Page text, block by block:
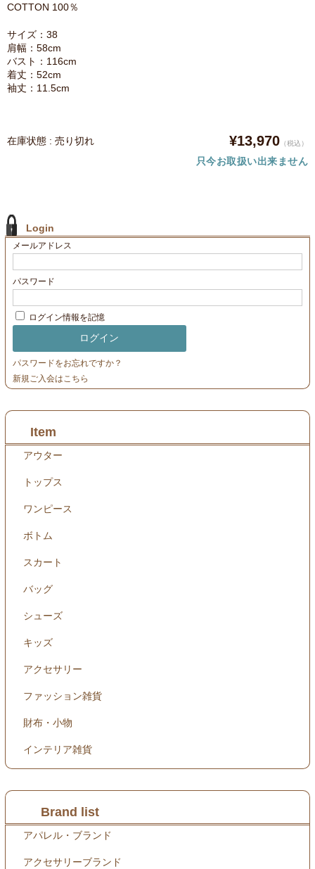
COTTON 100％
サイズ：38
肩幅：58cm
バスト：116cm
着丈：52cm
袖丈：11.5cm
在庫状態 : 売り切れ ¥13,970 （税込）
只今お取扱い出来ません
Login
メールアドレス
パスワード
ログイン情報を記憶
パスワードをお忘れですか？
新規ご入会はこちら
Item
アウター
トップス
ワンピース
ボトム
スカート
バッグ
シューズ
キッズ
アクセサリー
ファッション雑貨
財布・小物
インテリア雑貨
Brand list
アパレル・ブランド
アクセサリーブランド